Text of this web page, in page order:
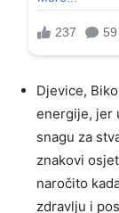
Djevice,
energije, jer
snagu za
znakovi
naročito
zdravlju i